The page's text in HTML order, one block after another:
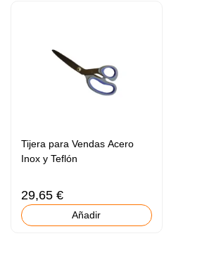
Tijera para Vendas Acero
Inox y Teflón
29,65 €
Añadir